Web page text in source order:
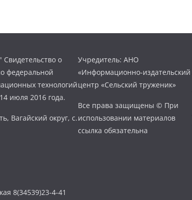
о
федеральной
технологий
июля 2016 года.
Вагайский округ, с.
8(34539)23-4-41
Учредитель: АНО
«Информационно-издательский
центр «Сельский труженик»
Все права защищены © При
использовании материалов
ссылка обязательна